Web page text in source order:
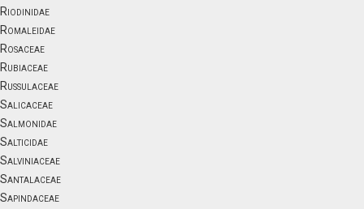
Riodinidae
Romaleidae
Rosaceae
Rubiaceae
Russulaceae
Salicaceae
Salmonidae
Salticidae
Salviniaceae
Santalaceae
Sapindaceae